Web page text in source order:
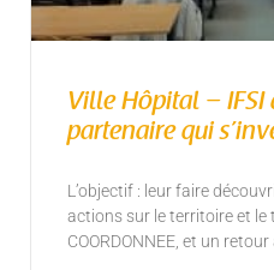
Ville Hôpital –
partenaire qui
L’objectif : leur faire
actions sur le territoire et le
COORDONNEE, et un